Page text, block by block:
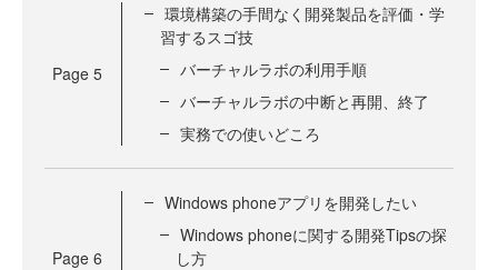
Page 5
環境構築の手間なく開発製品を評価・学
習するスゴ技
バーチャルラボの利用手順
バーチャルラボの中断と再開、終了
実務での使いどころ
Page 6
Windows phoneアプリを開発したい
Windows phoneに関する開発Tipsの探
し方